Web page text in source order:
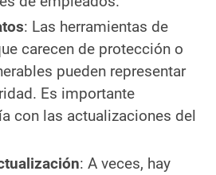
: Las herramientas de
carecen de protección o
pueden representar
Es importante
con las actualizaciones del
: A veces, hay